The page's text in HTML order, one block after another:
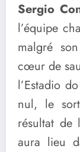
Sergio
l’équipe
malgré
cœur de
l’Estadio
nul, le
résultat de
aura lieu